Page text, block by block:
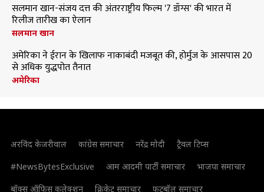
सलमान खान-संजय दत्त की अंतरराष्ट्रीय फिल्म '7 डॉग्स' की भारत में
रिलीज तारीख का ऐलान
सलमान खान
अमेरिका ने ईरान के खिलाफ नाकाबंदी मजबूत की, होर्मुज के आसपास 20
से अधिक युद्धपोत तैनात
अमेरिका
अरविंद केजरीवाल कांग्रेस समाचार नरेंद्र मोदी
ट्रैवल टिप्स
#NewsBytesExclusive
आम आदमी पार्टी समाचार
भाजपा समाचार
बॉक्स ऑफिस कलेक्शन
क्रिकेट समाचार फुटबॉल समाचार